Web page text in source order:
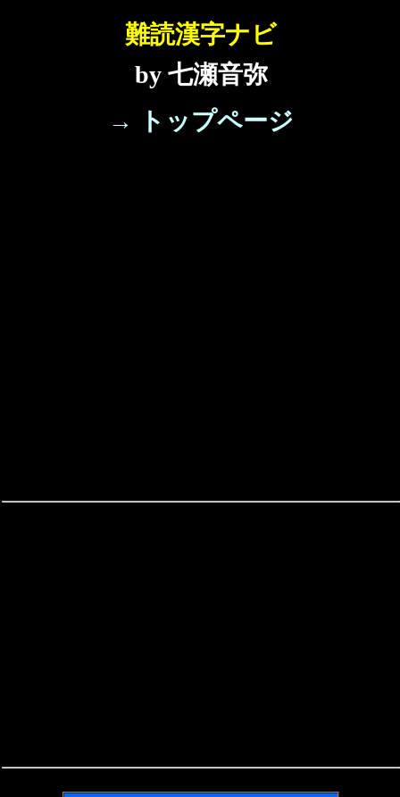
難読漢字ナビ
by 七瀬音弥
→ トップページ